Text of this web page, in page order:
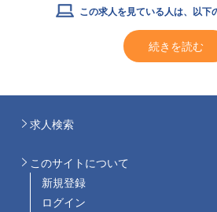
この求人を見ている人は、以下
続きを読む
求人検索
このサイトについて
新規登録
ログイン